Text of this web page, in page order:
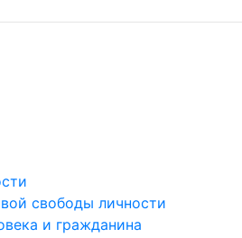
свободы личности
и гражданина